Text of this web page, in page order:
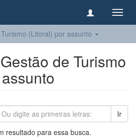
(Litoral) por assunto
de Turismo
Ir
resultado para essa busca.